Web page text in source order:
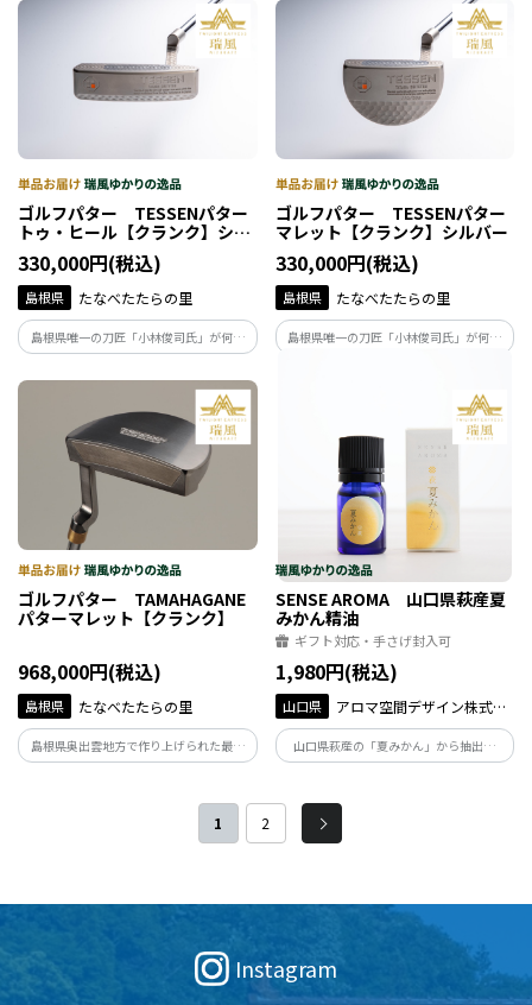
る純米酒とスッキリとした飲み口の米焼
酎が組み合わされた、暑い夏にピッタリ
の和酒セットです。
ゴルフパター TESSENパター
トゥ・ヒール【クランク】シル
330,000円(税込)
島根県 たなべたたらの里
島根県唯一の刀匠「小林俊司氏」が何度
も折り返し鍛錬した玉鋼鋼材をフェイス
にインサートしました。
ゴルフパター TESSENパター
マレット【クランク】シルバー
330,000円(税込)
島根県 たなべたたらの里
島根県唯一の刀匠「小林俊司氏」が何度
ゴルフパター TAMAHAGANE
パターマレット【クランク】
968,000円(税込)
島根県 たなべたたらの里
島根県奥出雲地方で作り上げられた最高
級の”玉鋼鋼材”は、日本屈指のパター職
SENSE AROMA 山口県萩産夏
みかん精油
ギフト対応・手さげ封入可
1,980円(税込)
山口県
アロマ空間デザイン株式会
社
山口県萩産の「夏みかん」から抽出し
た、天然100%の果皮精油 ～さわやかで
さわやかな香りは、心身の疲労やストレ
スを軽減させてくれます。
1 2
Instagram